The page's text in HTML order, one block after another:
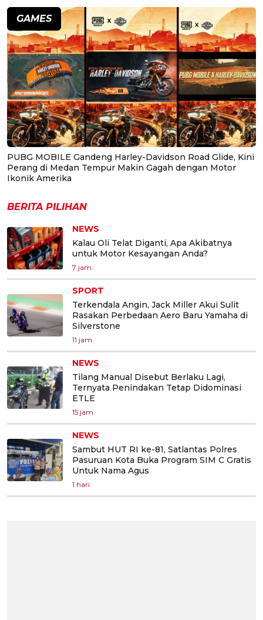
GAMES
PUBG MOBILE Gandeng Harley-Davidson Road Glide, Kini
Perang di Medan Tempur Makin Gagah dengan Motor
Ikonik Amerika
BERITA PILIHAN
NEWS
Kalau Oli Telat Diganti, Apa Akibatnya
untuk Motor Kesayangan Anda?
7 jam
SPORT
Terkendala Angin, Jack Miller Akui Sulit
Rasakan Perbedaan Aero Baru Yamaha di
Silverstone
11 jam
NEWS
Tilang Manual Disebut Berlaku Lagi,
Ternyata Penindakan Tetap Didominasi
ETLE
15 jam
NEWS
Sambut HUT RI ke-81, Satlantas Polres
Pasuruan Kota Buka Program SIM C Gratis
Untuk Nama Agus
1 hari